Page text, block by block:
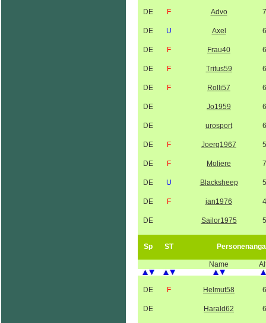
DE F Advo
DE U Axel
DE F Frau40
DE F Tritus59
DE F Rolli57
DE Jo1959
DE urosport
DE F Joerg1967
DE F Moliere
DE U Blacksheep
DE F jan1976
DE Sailor1975
Sp ST
Name
DE F Helmut58
DE Harald62